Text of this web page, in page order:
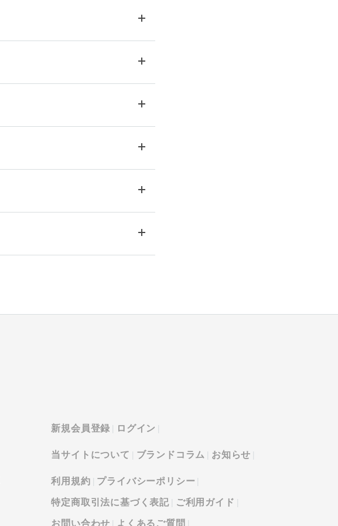
新規会員登録 ログイン
当サイトについて ブランドコラム お知らせ
利用規約 プライバシーポリシー
特定商取引法に基づく表記 ご利用ガイド
お問い合わせ よくあるご質問